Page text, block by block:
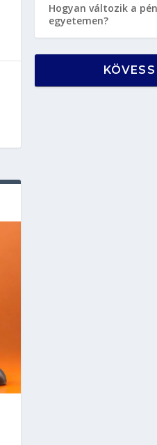
Hogyan változik a
egyetemen?